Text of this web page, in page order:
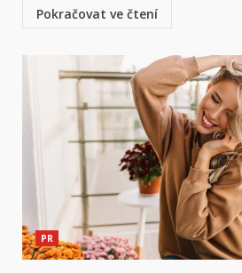
Pokračovat ve čtení
PR